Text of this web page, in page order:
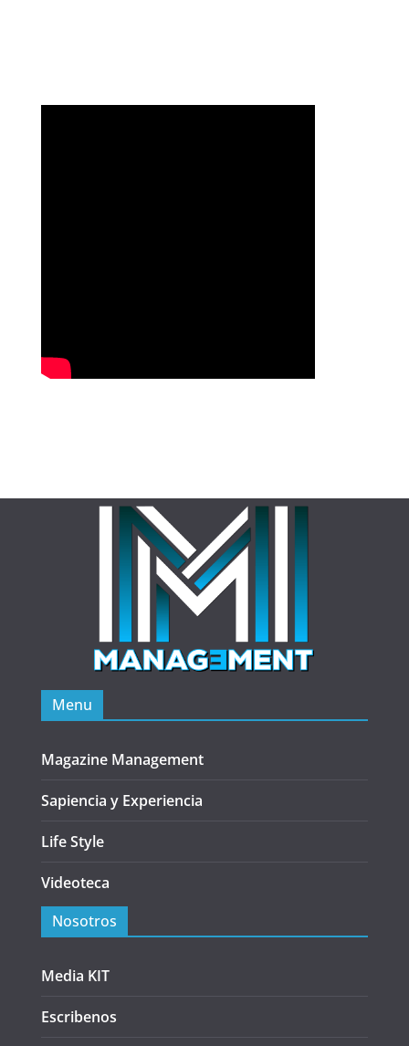
Menu
Magazine Management
Sapiencia y Experiencia
Life Style
Videoteca
Nosotros
Media KIT
Escribenos